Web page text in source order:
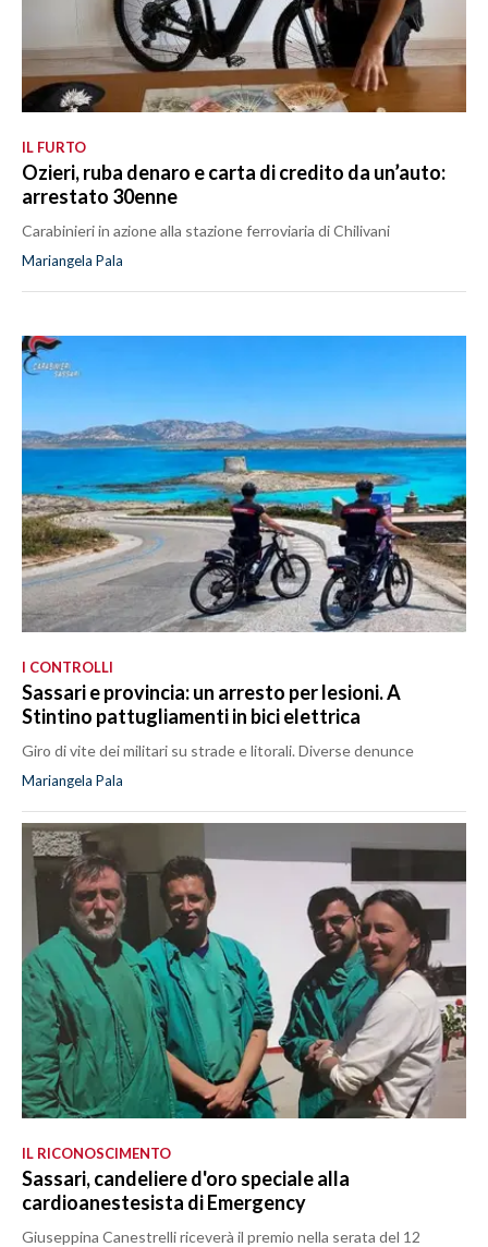
IL FURTO
Ozieri, ruba denaro e carta di credito da un’auto:
arrestato 30enne
Carabinieri in azione alla stazione ferroviaria di Chilivani
Mariangela Pala
I CONTROLLI
Sassari e provincia: un arresto per lesioni. A
Stintino pattugliamenti in bici elettrica
Giro di vite dei militari su strade e litorali. Diverse denunce
Mariangela Pala
IL RICONOSCIMENTO
Sassari, candeliere d'oro speciale alla
cardioanestesista di Emergency
Giuseppina Canestrelli riceverà il premio nella serata del 12